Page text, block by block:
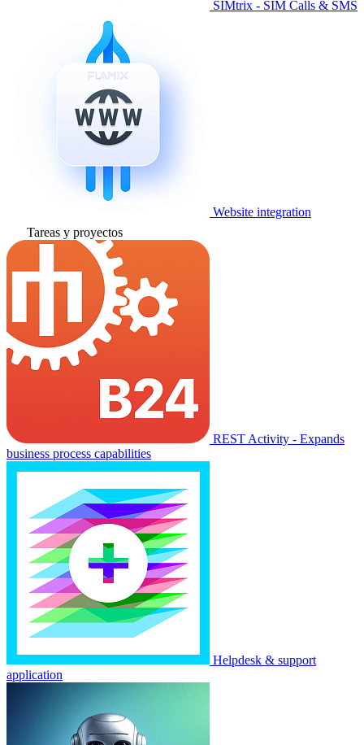
SIMtrix - SIM Calls & SMS
Website integration
Tareas y proyectos
REST Activity - Expands
business process capabilities
Helpdesk & support
application